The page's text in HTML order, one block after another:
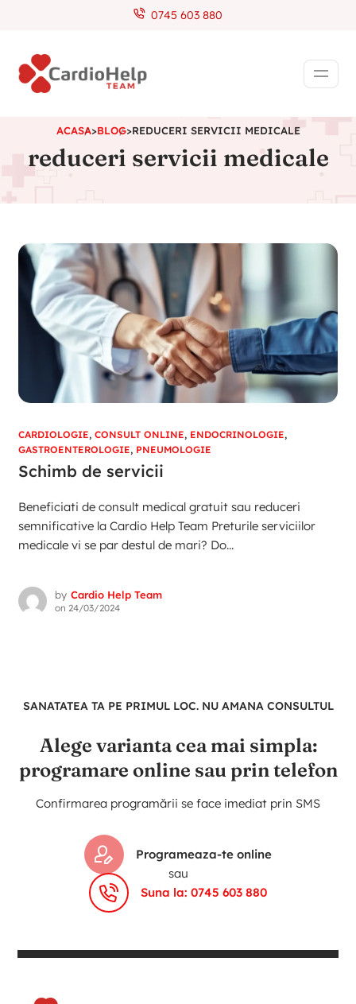
0745 603 880
ACASA>BLOG>REDUCERI SERVICII MEDICALE
reduceri servicii medicale
CARDIOLOGIE, CONSULT ONLINE, ENDOCRINOLOGIE,
GASTROENTEROLOGIE, PNEUMOLOGIE
Schimb de servicii
Beneficiati de consult medical gratuit sau reduceri
semnificative la Cardio Help Team Preturile serviciilor
medicale vi se par destul de mari? Do...
by Cardio Help Team
on 24/03/2024
SANATATEA TA PE PRIMUL LOC. NU AMANA CONSULTUL
Alege varianta cea mai simpla:
programare online sau prin telefon
Confirmarea programării se face imediat prin SMS
Programeaza-te online
sau
Suna la: 0745 603 880